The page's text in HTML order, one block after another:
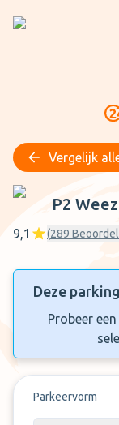
Vergelijk
P2 Weeze Airport
P2
9,1 (289
Deze
Probeer
Parkeervorm